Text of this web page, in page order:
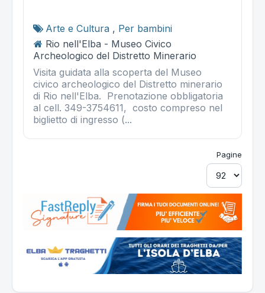
Arte e Cultura , Per bambini
Rio nell'Elba - Museo Civico
Archeologico del Distretto Minerario
Visita guidata alla scoperta del Museo
civico archeologico del Distretto minerario
di Rio nell'Elba. Prenotazione obbligatoria
al cell. 349-3754611, costo compreso nel
biglietto di ingresso (...
Pagine